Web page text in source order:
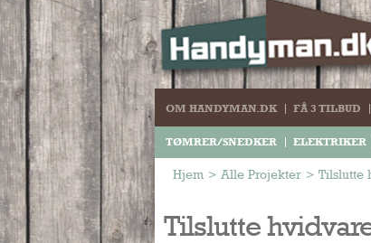
OM HANDYMAN.DK FÅ 3 TILBUD
TØMRER/SNEDKER ELEKTRIKER
Hjem > Alle Projekter > Tilslutte
Tilslutte